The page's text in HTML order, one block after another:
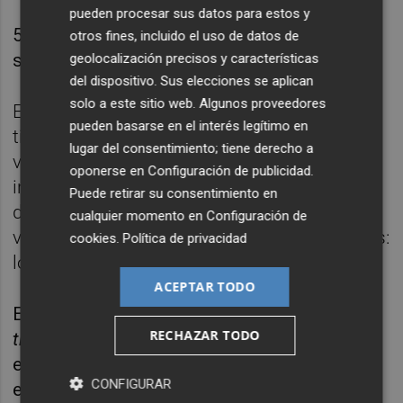
5. ¿Cuáles son las nuevas tendencias en este
sector?
Existe una estrategia de inversión en este
tipo de activos que se ha ido abriendo cada
vez más paso entre las carteras de
inversores, ofreciendo beneficios de
diferentes tipos, que también llaman cada
vez más la atención de los fondos de fondos:
los mercados secundarios de capital riesgo.
En concreto, cabe destacar losLP secondary
transactions
(transacciones secundarias
entre inversores), un fenómeno que consiste
en la compraventa de participaciones que, en
pueden procesar sus datos para estos y
otros fines, incluido el uso de datos de
geolocalización precisos y características
del dispositivo. Sus elecciones se aplican
solo a este sitio web. Algunos proveedores
pueden basarse en el interés legítimo en
lugar del consentimiento; tiene derecho a
oponerse enConfiguración de publicidad.
Puede retirar su consentimiento en
cualquier momento enConfiguración de
cookies.Política de privacidad
ACEPTAR TODO
RECHAZAR TODO
CONFIGURAR